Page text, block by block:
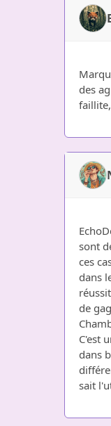
des
sont
ces
dans
de
C'est
dans
sait